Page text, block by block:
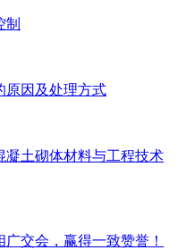
制
原因及处理方式
凝土砌体材料与工程技术
交会，赢得一致赞誉！